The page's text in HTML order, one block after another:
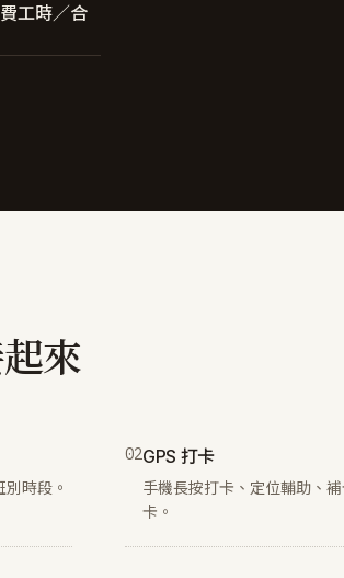
工時／合
來
時段。
02GPS 打卡
手機長按打卡、定位輔助、
卡。